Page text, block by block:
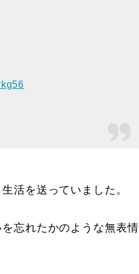
活を送っていました。
忘れたかのような無表情